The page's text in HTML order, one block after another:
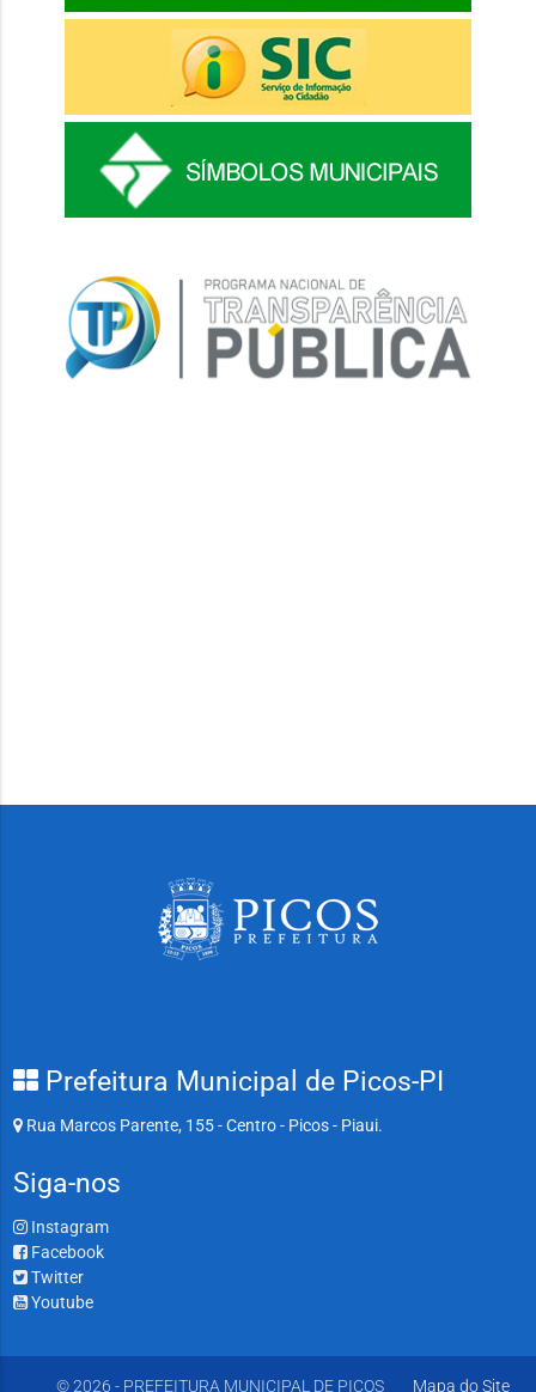
Prefeitura Municipal de Picos-PI
Rua Marcos Parente, 155 - Centro - Picos - Piaui.
Siga-nos
Instagram
Facebook
Twitter
Youtube
© 2026 - PREFEITURA MUNICIPAL DE PICOS Mapa do Site